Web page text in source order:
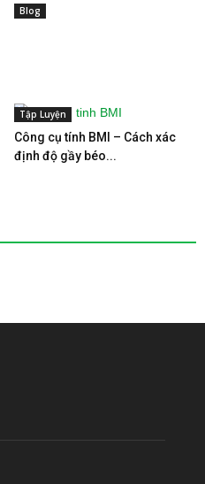
Blog
Tập Luyện
Công cụ tính BMI – Cách xác
định độ gầy béo...